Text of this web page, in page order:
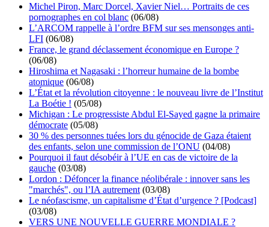
Michel Piron, Marc Dorcel, Xavier Niel… Portraits de ces
pornographes en col blanc (06/08)
L’ARCOM rappelle à l’ordre BFM sur ses mensonges anti-
LFI (06/08)
France, le grand déclassement économique en Europe ?
(06/08)
Hiroshima et Nagasaki : l’horreur humaine de la bombe
atomique (06/08)
L’État et la révolution citoyenne : le nouveau livre de l’Institut
La Boétie ! (05/08)
Michigan : Le progressiste Abdul El-Sayed gagne la primaire
démocrate (05/08)
30 % des personnes tuées lors du génocide de Gaza étaient
des enfants, selon une commission de l’ONU (04/08)
Pourquoi il faut désobéir à l’UE en cas de victoire de la
gauche (03/08)
Lordon : Défoncer la finance néolibérale : innover sans les
"marchés", ou l’IA autrement (03/08)
Le néofascisme, un capitalisme d’État d’urgence ? [Podcast]
(03/08)
VERS UNE NOUVELLE GUERRE MONDIALE ?